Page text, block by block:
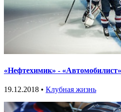
«Нефтехимик» -
19.12.2018 • Клубная жизнь